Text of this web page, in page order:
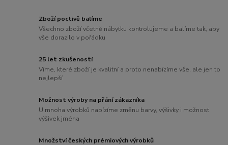
Zboží poctivě balíme
Všechno zboží včetně nábytku kontrolujeme a balíme tak, aby
vše dorazilo v pořádku
25 let zkušeností
Víme, které zboží je kvalitní a proto nenabízíme vše, ale jen to
nejlepší
Možnost výroby na přání zákazníka
U mnoha výrobků nabízíme změnu barvy, výšivky i možnost
výšivek jména
Množství českých prémiových výrobků